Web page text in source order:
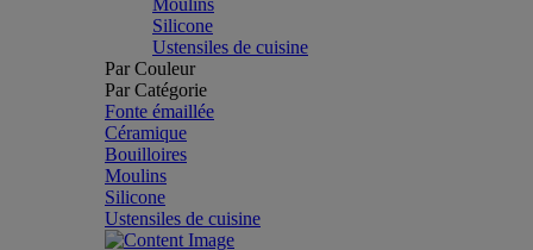
Moulins
Silicone
Ustensiles de cuisine
Par Couleur
Par Catégorie
Fonte émaillée
Céramique
Bouilloires
Moulins
Silicone
Ustensiles de cuisine